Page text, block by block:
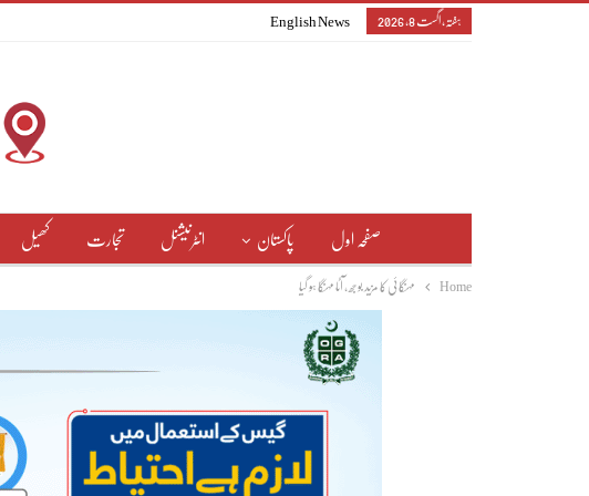
ہفتہ, اگست 8, 2026 English News
صفحہ اول پاکستان انٹرنیشنل تجارت کھیل
Home مہنگائی کا مزید بوجھ ، آٹا مہنگا ہو گیا